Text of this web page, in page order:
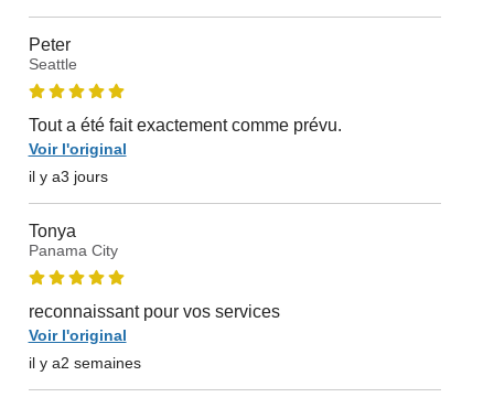
Peter
Seattle
Tout a été fait exactement comme prévu.
Voir l'original
il y a3 jours
Tonya
Panama City
reconnaissant pour vos services
Voir l'original
il y a2 semaines